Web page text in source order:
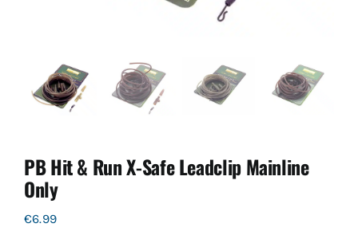
PB Hit & Run X-Safe Leadclip Mainline
Only
€6.99